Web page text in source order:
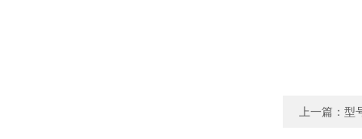
上一篇： 型